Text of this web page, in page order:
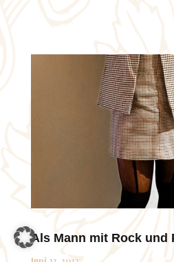
Als Mann mit Rock und